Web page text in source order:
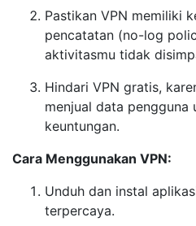
Pastikan VPN memiliki
pencatatan (no-log
aktivitasmu tidak
Hindari VPN gratis,
menjual data pengguna
keuntungan.
Cara Menggunakan VPN:
Unduh dan instal
terpercaya.